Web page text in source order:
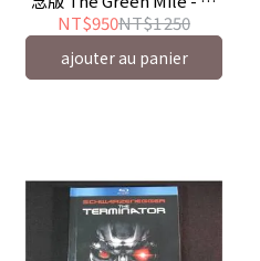
姆漢克
NT$950NT$1 250
ajouter au panier